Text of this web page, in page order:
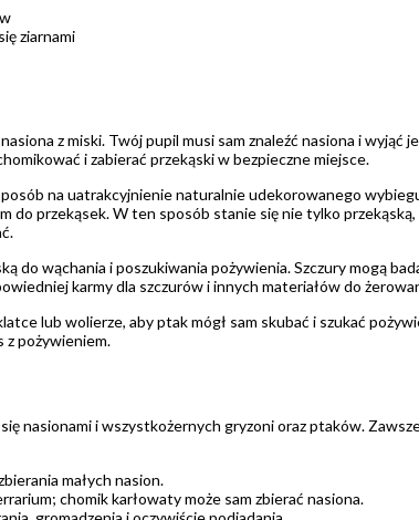
ziarnami
z miski. Twój pupil musi sam znaleźć nasiona i wyjąć
i zabierać przekąski w bezpieczne miejsce.
na uatrakcyjnienie naturalnie udekorowanego
do przekąsek. W ten sposób stanie się nie tylko
do wąchania i poszukiwania pożywienia. Szczury mogą
karmy dla szczurów i innych materiałów do
lub wolierze, aby ptak mógł sam skubać i szukać
z pożywieniem.
nasionami i wszystkożernych gryzoni oraz ptaków.
małych nasion.
chomik karłowaty może sam zbierać nasiona.